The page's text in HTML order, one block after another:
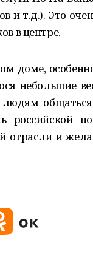
и т.д.). Это
в центре.
доме,
небольшие
российской
отрасли и